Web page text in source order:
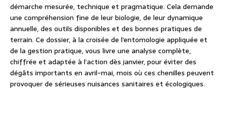
démarche mesurée, technique et pragmatique. Cela demande
une compréhension fine de leur biologie, de leur dynamique
annuelle, des outils disponibles et des bonnes pratiques de
terrain. Ce dossier, à la croisée de l’entomologie appliquée et
de la gestion pratique, vous livre une analyse complète,
chiffrée et adaptée à l’action dès janvier, pour éviter des
dégâts importants en avril-mai, mois où ces chenilles peuvent
provoquer de sérieuses nuisances sanitaires et écologiques.